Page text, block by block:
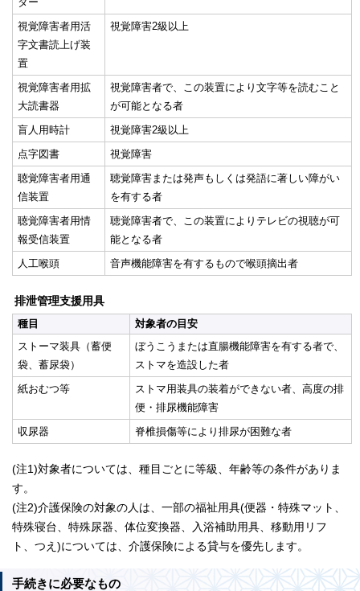
視覚障害者用活
字文書読上げ装
置
視覚障害2級以上
視覚障害者用拡
大読書器
視覚障害者で、この装置により文字等を読むこと
が可能となる者
盲人用時計
視覚障害2級以上
点字図書
視覚障害
聴覚障害者用通
信装置
聴覚障害または発声もしくは発語に著しい障がい
を有する者
聴覚障害者用情
報受信装置
聴覚障害者で、この装置によりテレビの視聴が可
能となる者
人工喉頭
音声機能障害を有するもので喉頭摘出者
排泄管理支援用具
種目
対象者の目安
ストーマ装具（蓄便
袋、蓄尿袋）
ぼうこうまたは直腸機能障害を有する者で、
ストマを造設した者
紙おむつ等
ストマ用装具の装着ができない者、高度の排
便・排尿機能障害
収尿器
脊椎損傷等により排尿が困難な者
(注1)対象者については、種目ごとに等級、年齢等の条件がありま
す。
(注2)介護保険の対象の人は、一部の福祉用具(便器・特殊マット、
特殊寝台、特殊尿器、体位変換器、入浴補助用具、移動用リフ
ト、つえ)については、介護保険による貸与を優先します。
手続きに必要なもの